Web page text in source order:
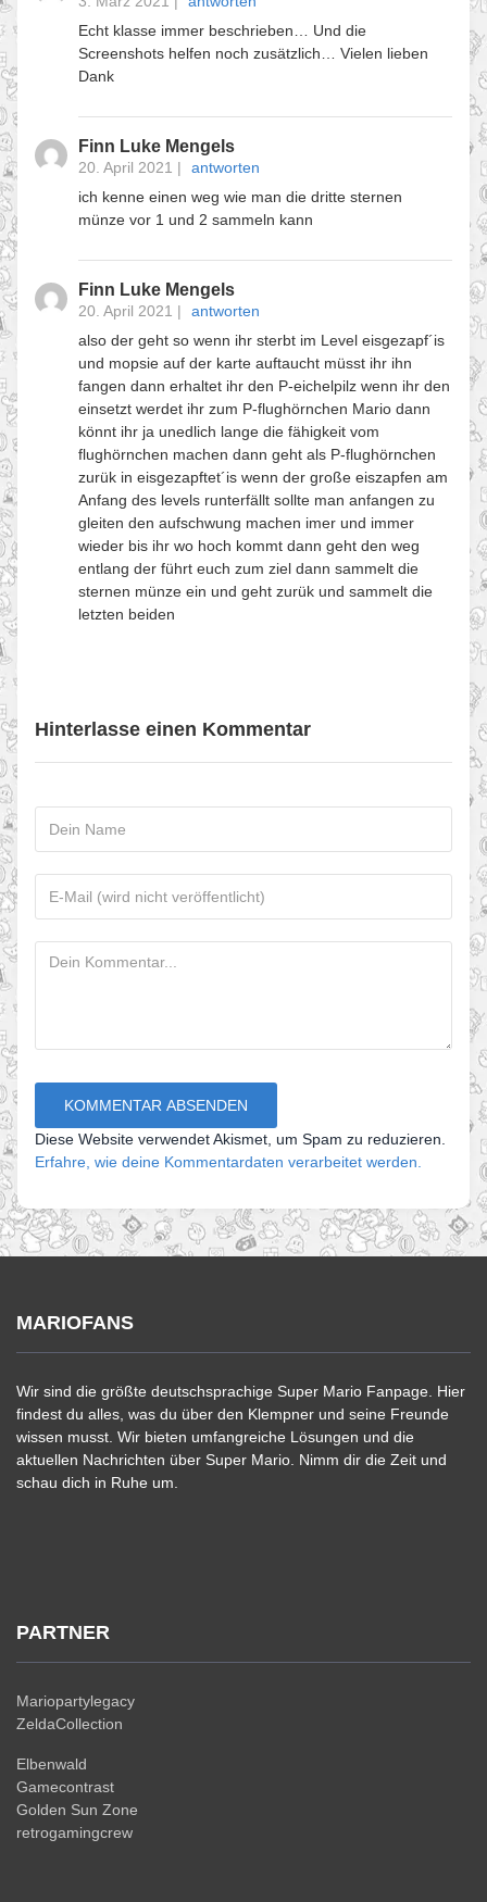
Echt klasse immer beschrieben… Und die
Screenshots helfen noch zusätzlich… Vielen lieben
Dank
Finn Luke Mengels
20. April 2021 |
antworten
ich kenne einen weg wie man die dritte sternen
münze vor 1 und 2 sammeln kann
Finn Luke Mengels
20. April 2021 |
antworten
also der geht so wenn ihr sterbt im Level eisgezapf´is
und mopsie auf der karte auftaucht müsst ihr ihn
fangen dann erhaltet ihr den P-eichelpilz wenn ihr den
einsetzt werdet ihr zum P-flughörnchen Mario dann
könnt ihr ja unedlich lange die fähigkeit vom
flughörnchen machen dann geht als P-flughörnchen
zurük in eisgezapftet´is wenn der große eiszapfen am
Anfang des levels runterfällt sollte man anfangen zu
gleiten den aufschwung machen imer und immer
wieder bis ihr wo hoch kommt dann geht den weg
entlang der führt euch zum ziel dann sammelt die
sternen münze ein und geht zurük und sammelt die
letzten beiden
Hinterlasse einen Kommentar
Diese Website verwendet Akismet, um Spam zu reduzieren.
Erfahre, wie deine Kommentardaten verarbeitet werden.
MARIOFANS
Wir sind die größte deutschsprachige Super Mario Fanpage. Hier
findest du alles, was du über den Klempner und seine Freunde
wissen musst. Wir bieten umfangreiche Lösungen und die
aktuellen Nachrichten über Super Mario. Nimm dir die Zeit und
schau dich in Ruhe um.
PARTNER
Mariopartylegacy
ZeldaCollection
Elbenwald
Gamecontrast
Golden Sun Zone
retrogamingcrew